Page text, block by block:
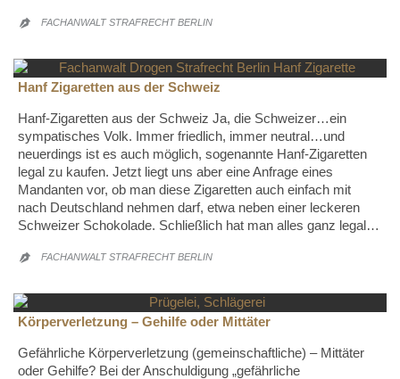
 FACHANWALT STRAFRECHT BERLIN
Hanf Zigaretten aus der Schweiz
Hanf-Zigaretten aus der Schweiz Ja, die Schweizer…ein
sympatisches Volk. Immer friedlich, immer neutral…und
neuerdings ist es auch möglich, sogenannte Hanf-Zigaretten
legal zu kaufen. Jetzt liegt uns aber eine Anfrage eines
Mandanten vor, ob man diese Zigaretten auch einfach mit
nach Deutschland nehmen darf, etwa neben einer leckeren
Schweizer Schokolade. Schließlich hat man alles ganz legal…
 FACHANWALT STRAFRECHT BERLIN
Körperverletzung – Gehilfe oder Mittäter
Gefährliche Körperverletzung (gemeinschaftliche) – Mittäter
oder Gehilfe? Bei der Anschuldigung „gefährliche